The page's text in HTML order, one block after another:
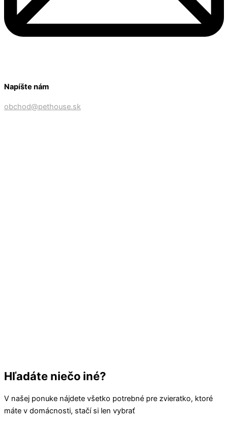
Napíšte nám
obchod@pethouse.sk
Hľadáte niečo iné?
V našej ponuke nájdete všetko potrebné pre zvieratko, ktoré
máte v domácnosti, stačí si len vybrať